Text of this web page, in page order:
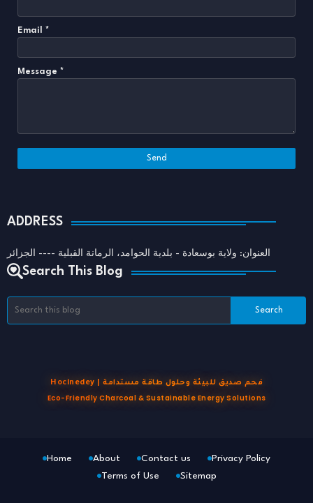
Email *
Message *
ADDRESS
العنوان: ولاية بوسعادة - بلدية الحوامد، الرمانة القبلية ---- الجزائر
Search This Blog
Hocinedey | فحم صديق للبيئة وحلول طاقة مستدامة
Eco-Friendly Charcoal & Sustainable Energy Solutions
Home About Contact us
Privacy Policy
Terms of Use
Sitemap